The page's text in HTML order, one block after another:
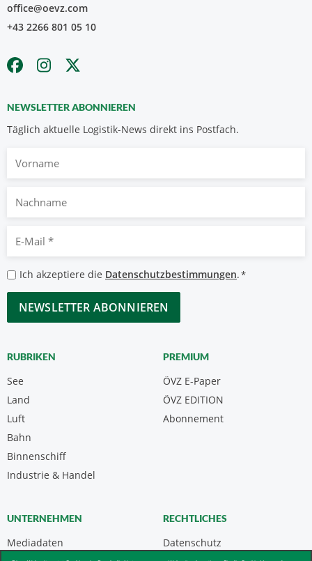
office@oevz.com
+43 2266 801 05 10
NEWSLETTER ABONNIEREN
Täglich aktuelle Logistik-News direkt ins Postfach.
Nachname
Mail
*
Datenschutzbestimmungen
*
Ich akzeptiere die Datenschutzbestimmungen.*
CAPTCHA
RUBRIKEN
See
Land
Luft
Bahn
Binnenschiff
Industrie & Handel
PREMIUM
ÖVZ E-Paper
Abonnement
ÖVZ EDITION
UNTERNEHMEN
Mediadaten
RECHTLICHES
Datenschutz